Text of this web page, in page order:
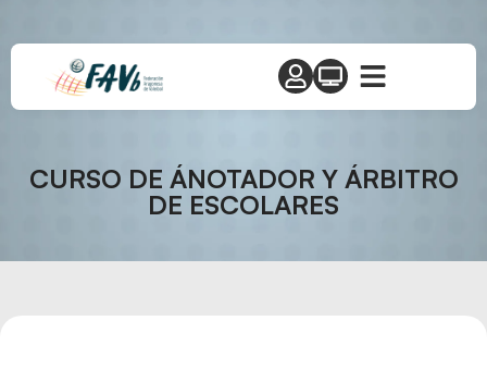
CURSO DE ÁNOTADOR Y ÁRBITRO
DE ESCOLARES